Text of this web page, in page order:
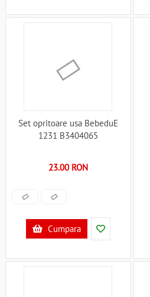
Set opritoare usa BebeduE
1231 B3404065
23.00 RON
Cumpara